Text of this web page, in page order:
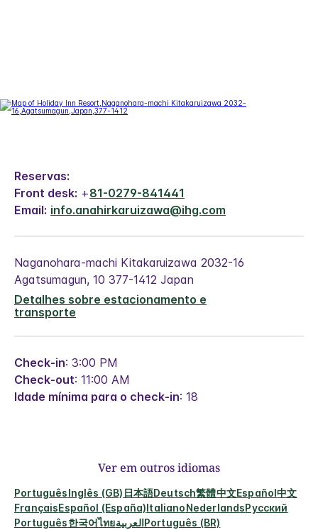
Reservas:
Front desk: +81-0279-841441
Email: info.anahirkaruizawa@ihg.com
Naganohara-machi Kitakaruizawa 2032-16
Agatsumagun, 10 377-1412 Japan
Detalhes sobre estacionamento e
transporte
Check-in: 3:00 PM
Check-out: 11:00 AM
Idade mínima para o check-in: 18
Ver em outros idiomas
PortuguêsInglês (GB) 日本語Deutsch繁體中文Español中文
FrançaisEspañol (España)ItalianoNederlandsРусский
Português한국어ไทยالعربيةPortuguês (BR)